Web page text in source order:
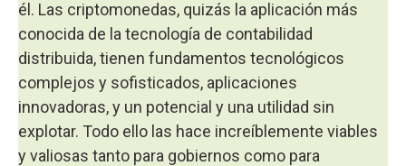
él. Las criptomonedas, quizás la aplicación más
conocida de la tecnología de contabilidad
distribuida, tienen fundamentos tecnológicos
complejos y sofisticados, aplicaciones
innovadoras, y un potencial y una utilidad sin
explotar. Todo ello las hace increíblemente viables
y valiosas tanto para gobiernos como para